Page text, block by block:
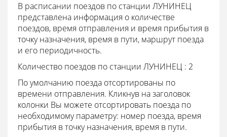
В расписании поездов по станции ЛУНИНЕЦ
представлена информация о количестве
поездов, время отправления и время прибытия в
точку назначения, время в пути, маршрут поезда
и его периодичность.
Количество поездов по станции ЛУНИНЕЦ : 2
По умолчанию поезда отсортированы по
времени отправления. Кликнув на заголовок
колонки Вы можете отсортировать поезда по
необходимому параметру: номер поезда, время
прибытия в точку назначения, время в пути.